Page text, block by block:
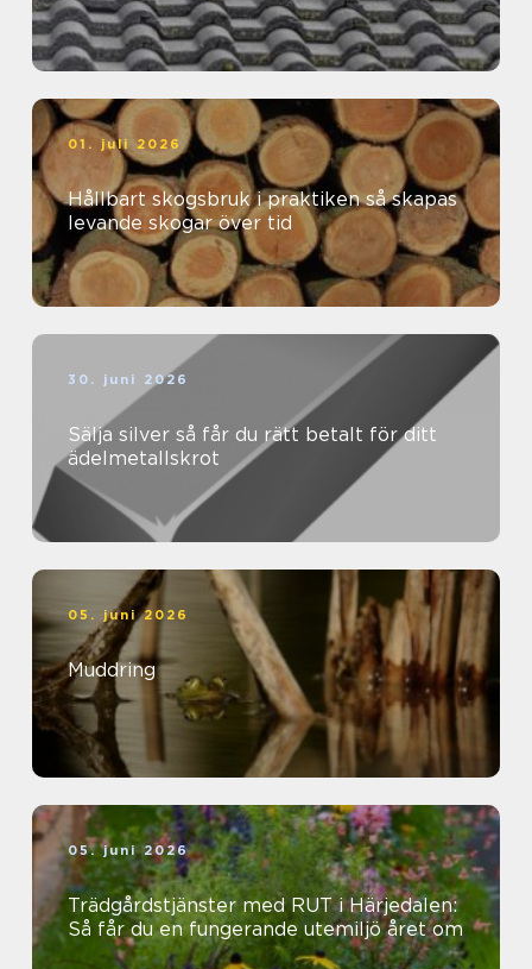
01. juli 2026
Hållbart skogsbruk i praktiken så skapas
levande skogar över tid
30. juni 2026
Sälja silver så får du rätt betalt för ditt
ädelmetallskrot
05. juni 2026
Muddring
05. juni 2026
Trädgårdstjänster med RUT i Härjedalen:
Så får du en fungerande utemiljö året om